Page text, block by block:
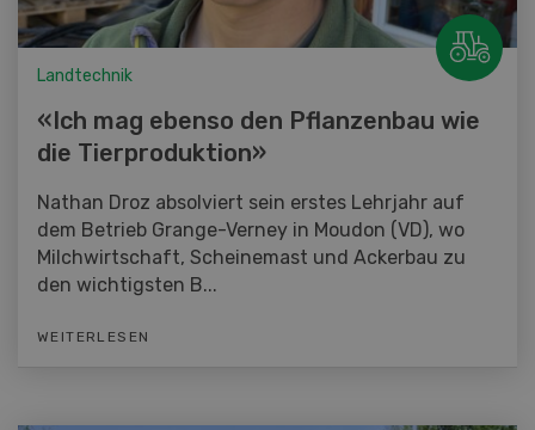
Landtechnik
«Ich mag ebenso den Pflanzenbau wie
die Tierproduktion»
Nathan Droz absolviert sein erstes Lehrjahr auf
dem Betrieb Grange-Verney in Moudon (VD), wo
Milchwirtschaft, Scheinemast und Ackerbau zu
den wichtigsten B...
WEITERLESEN